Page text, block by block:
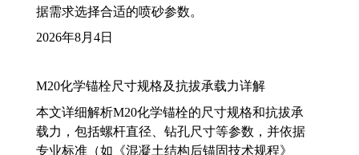
据需求选择合适的喷砂参数。
2026年8月4日
M20化学锚栓尺寸规格及抗拔承载力详解
本文详细解析M20化学锚栓的尺寸规格和抗拔承
载力，包括螺杆直径、钻孔尺寸等参数，并依据
专业标准（如《混凝土结构后锚固技术规程》